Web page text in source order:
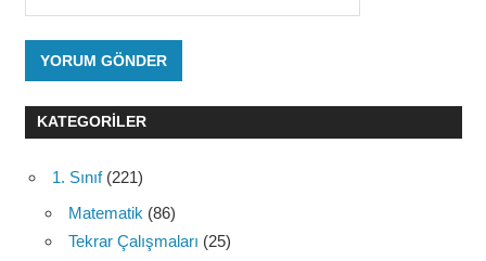
KATEGORILER
1. Sınıf(221)
Matematik (86)
Tekrar Çalışmaları (25)